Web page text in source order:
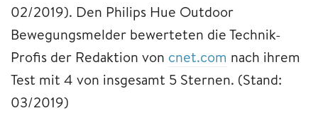
02/2019). Den Philips Hue Outdoor
Bewegungsmelder bewerteten die Technik-
Profis der Redaktion von cnet.com nach ihrem
Test mit 4 von insgesamt 5 Sternen. (Stand:
03/2019)